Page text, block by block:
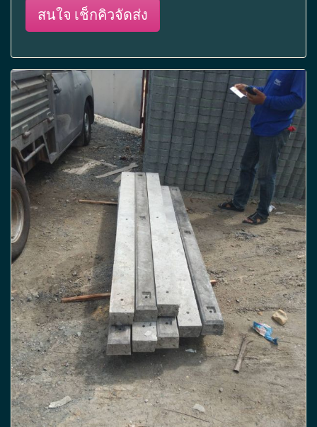
สนใจ เช็กคิวจัดส่ง